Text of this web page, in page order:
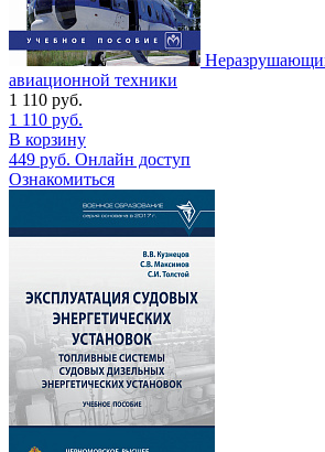
авиационной техники
1 110 руб.
1 110 руб.
В корзину
449 руб. Онлайн доступ
Ознакомиться